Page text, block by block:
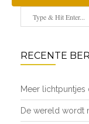
RECENTE
Meer lichtpuntjes
De wereld wordt